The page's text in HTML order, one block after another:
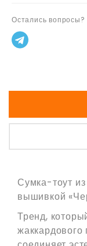
Остались
Сумка-тоут
вышивкой
Тренд,